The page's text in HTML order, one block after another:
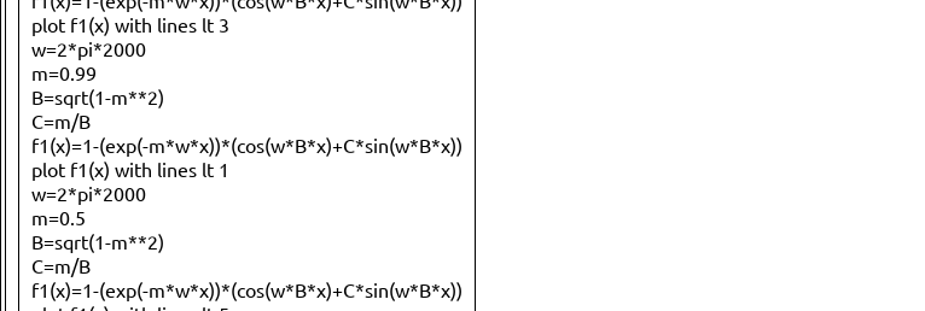
plot f1(x) with lines lt 3
w=2*pi*2000
m=0.99
B=sqrt(1-m**2)
C=m/B
f1(x)=1-(exp(-m*w*x))*(cos(w*B*x)+C*sin(w*B*x))
plot f1(x) with lines lt 1
w=2*pi*2000
m=0.5
B=sqrt(1-m**2)
C=m/B
f1(x)=1-(exp(-m*w*x))*(cos(w*B*x)+C*sin(w*B*x))